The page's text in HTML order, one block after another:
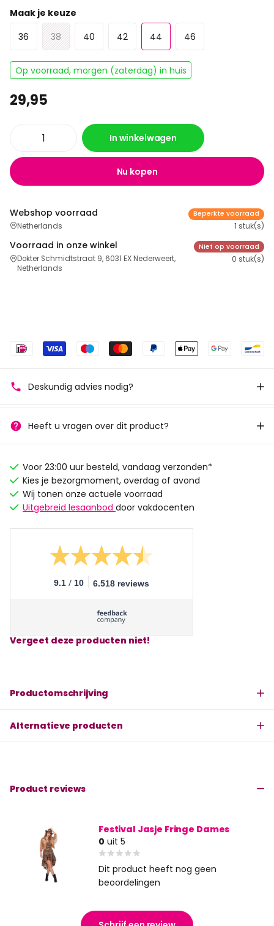
Maak je keuze
36
38 40 42 44 46
Op voorraad, morgen (zaterdag) in huis
29,95
In winkelwagen
Nu kopen
Webshop voorraad
Netherlands
Beperkte voorraad
1 stuk(s)
Voorraad in onze winkel
Dokter Schmidtstraat 9, 6031 EX Nederweert,
Netherlands
Niet op voorraad
0 stuk(s)
Deskundig advies nodig?
Heeft u vragen over dit product?
Voor 23:00 uur besteld, vandaag verzonden*
Kies je bezorgmoment, overdag of avond
Wij tonen onze actuele voorraad
Uitgebreid lesaanbod door vakdocenten
9.1 / 10 6.518 reviews
Vergeet deze producten niet!
Productomschrijving
Alternatieve producten
Product reviews
Festival Jasje Fringe Dames
0 uit 5
Dit product heeft nog geen
beoordelingen